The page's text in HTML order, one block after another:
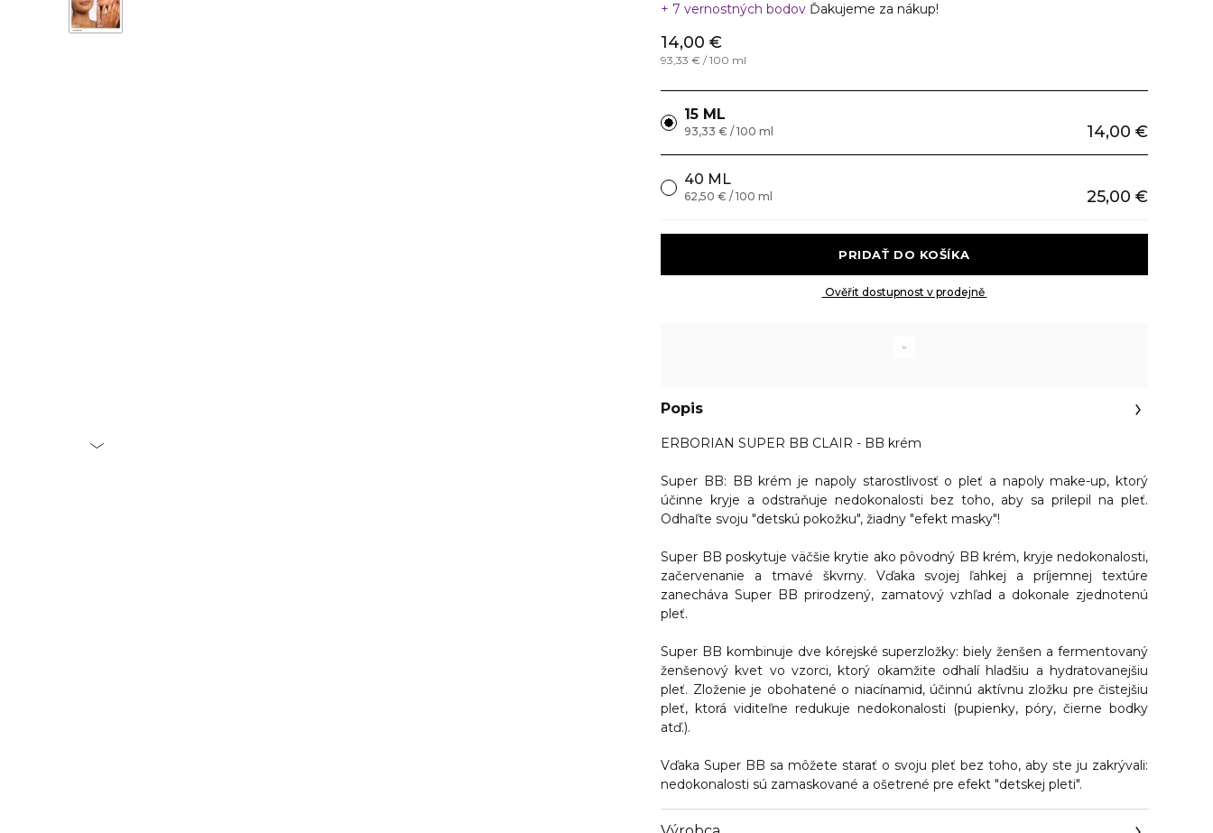
7 vernostných bodov Ďakujeme za nákup!
14,00 €
93,33 € / 100 ml
15 ML
14,00 €
93,33 € / 100 ml
40 ML
25,00 €
62,50 € / 100 ml
Ověřit dostupnost v prodejně
Popis
ERBORIAN SUPER BB CLAIR - BB krém
Super BB: BB krém je napoly starostlivosť o pleť a napoly make-up, ktorý
účinne kryje a odstraňuje nedokonalosti bez toho, aby sa prilepil na pleť.
Odhaľte svoju "detskú pokožku", žiadny "efekt masky"!
Super BB poskytuje väčšie krytie ako pôvodný BB krém, kryje nedokonalosti,
začervenanie a tmavé škvrny. Vďaka svojej ľahkej a príjemnej textúre
zanecháva Super BB prirodzený, zamatový vzhľad a dokonale zjednotenú
pleť.
Super BB kombinuje dve kórejské superzložky: biely ženšen a fermentovaný
ženšenový kvet vo vzorci, ktorý okamžite odhalí hladšiu a hydratovanejšiu
pleť. Zloženie je obohatené o niacínamid, účinnú aktívnu zložku pre čistejšiu
pleť, ktorá viditeľne redukuje nedokonalosti (pupienky, póry, čierne bodky
atď.).
Vďaka Super BB sa môžete starať o svoju pleť bez toho, aby ste ju zakrývali:
nedokonalosti sú zamaskované a ošetrené pre efekt "detskej pleti".